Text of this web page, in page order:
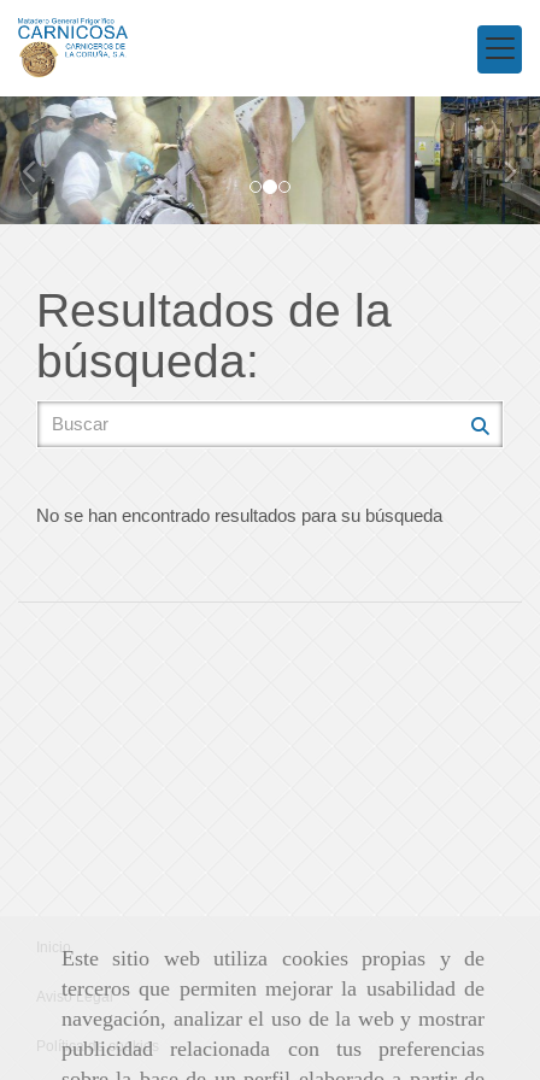
Este sitio web utiliza cookies propias y de
terceros que permiten mejorar la usabilidad de
navegación, analizar el uso de la web y mostrar
publicidad relacionada con tus preferencias
prev
Resultados de la
búsqueda:
No se han encontrado resultados para su búsqueda
Inicio
Aviso Legal
Política de cookies